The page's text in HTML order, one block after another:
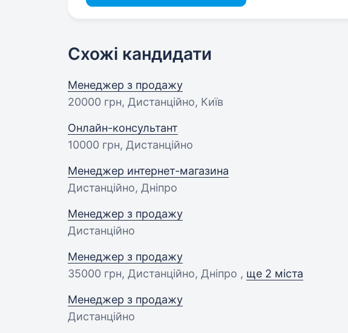
Схожі кандидати
Менеджер з продажу
20000 грн, Дистанційно, Київ
Онлайн-консультант
10000 грн, Дистанційно
Менеджер интернет-магазина
Дистанційно, Дніпро
Менеджер з продажу
Дистанційно
Менеджер з продажу
35000 грн, Дистанційно, Дніпро , ще 2 міста
Менеджер з продажу
Дистанційно